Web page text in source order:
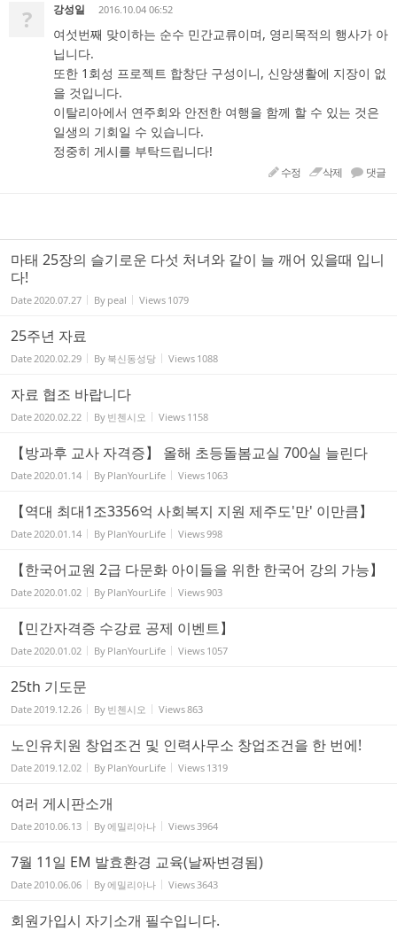
? 강성일 2016.10.04 06:52
여섯번째 맞이하는 순수 민간교류이며, 영리목적의 행사가 아
닙니다.
또한 1회성 프로젝트 합창단 구성이니, 신앙생활에 지장이 없
을 것입니다.
이탈리아에서 연주회와 안전한 여행을 함께 할 수 있는 것은
일생의 기회일 수 있습니다.
정중히 게시를 부탁드립니다!
수정 삭제 댓글
마태 25장의 슬기로운 다섯 처녀와 같이 늘 깨어 있을때 입니
다!
Date 2020.07.27 By peal Views 1079
25주년 자료
Date 2020.02.29 By 북신동성당 Views 1088
자료 협조 바랍니다
Date 2020.02.22 By 빈첸시오 Views 1158
【방과후 교사 자격증】 올해 초등돌봄교실 700실 늘린다
Date 2020.01.14 By PlanYourLife Views 1063
【역대 최대1조3356억 사회복지 지원 제주도'만' 이만큼】
Date 2020.01.14 By PlanYourLife Views998
【한국어교원 2급 다문화 아이들을 위한 한국어 강의 가능】
Date 2020.01.02 By PlanYourLife Views903
【민간자격증 수강료 공제 이벤트】
Date 2020.01.02 By PlanYourLife Views 1057
25th 기도문
Date 2019.12.26 By 빈첸시오 Views863
노인유치원 창업조건 및 인력사무소 창업조건을 한 번에!
Date 2019.12.02 By PlanYourLife Views 1319
여러 게시판소개
Date 2010.06.13 By에밀리아나 Views 3964
7월 11일 EM 발효환경 교육(날짜변경됨)
Date 2010.06.06 By에밀리아나 Views 3643
회원가입시 자기소개 필수입니다.